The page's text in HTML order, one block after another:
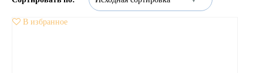
В избранное